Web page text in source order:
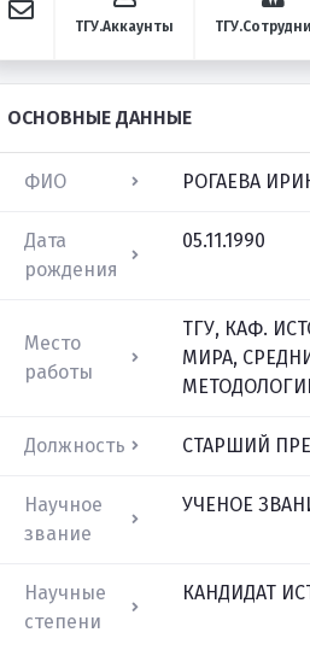
ТГУ.Аккаунты
ОСНОВНЫЕ ДАННЫЕ
ФИО РОГАЕВА
Дата
рождения
05.11.1990
Место
работы
ТГУ, КАФ.
МИРА,
Должность СТАРШИЙ
Научное
звание
УЧЕНОЕ
Научные
степени
КАНДИДАТ